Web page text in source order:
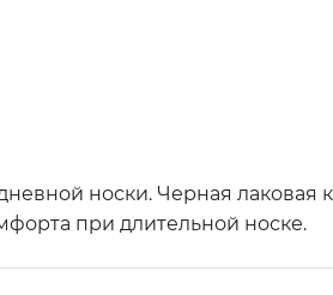
носки. Черная лаковая
при длительной носке.